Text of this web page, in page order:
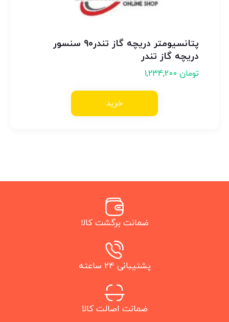
پتانسيومتر دريچه گاز تندر۹۰ سنسور
دریچه گاز تندر
تومان1,234,200
خرید
ضمانت برگشت کالا
پشتیبانی 24 ساعته
ضمانت اصالت کالا